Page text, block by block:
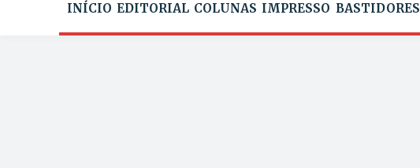
INÍCIO EDITORIAL COLUNAS IMPRESSO BASTIDORES